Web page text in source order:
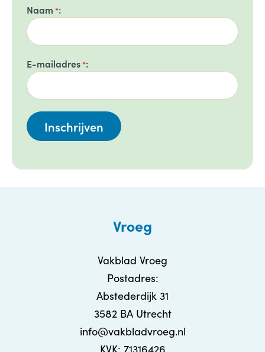
Naam *
E-mailadres*
Vroeg
Vakblad Vroeg
Postadres:
Abstederdijk 31
3582 BA Utrecht
info@vakbladvroeg.nl
KVK: 71316426